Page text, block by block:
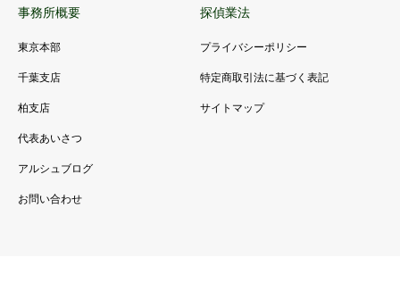
事務所概要
東京本部
千葉支店
柏支店
代表あいさつ
アルシュブログ
お問い合わせ
探偵業法
プライバシーポリシー
特定商取引法に基づく表記
サイトマップ